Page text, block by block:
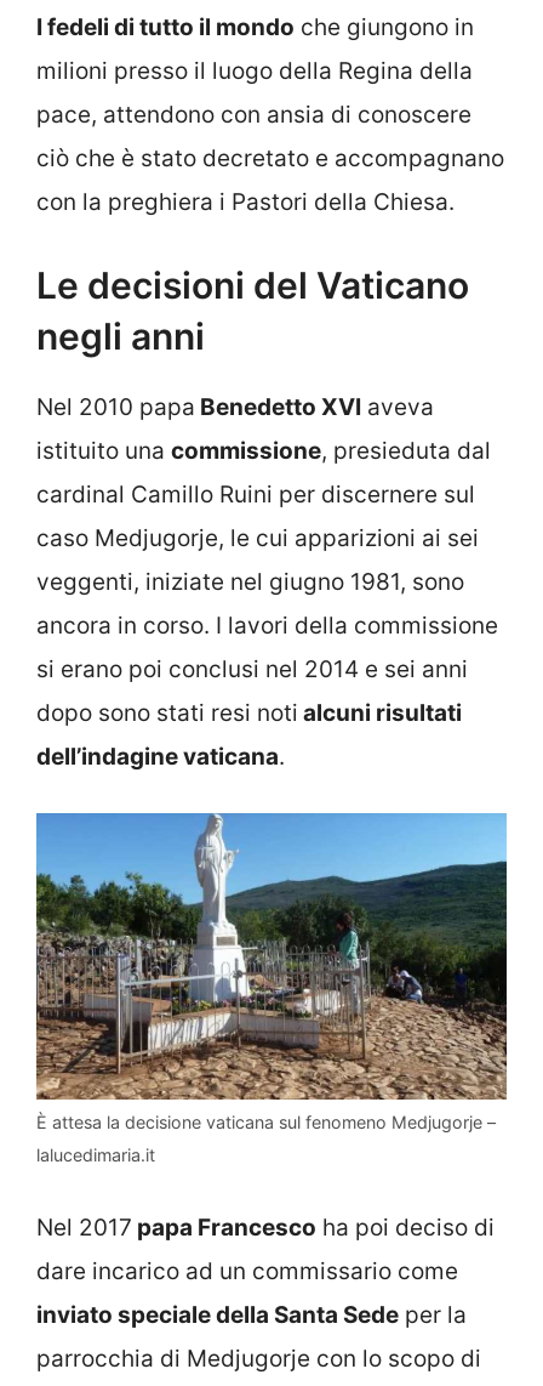
I fedeli di tutto il mondo che giungono in
milioni presso il luogo della Regina della
pace, attendono con ansia di conoscere
ciò che è stato decretato e accompagnano
con la preghiera i Pastori della Chiesa.
Le decisioni del Vaticano
negli anni
Nel 2010 papa Benedetto XVI aveva
istituito una commissione, presieduta dal
cardinal Camillo Ruini per discernere sul
caso Medjugorje, le cui apparizioni ai sei
veggenti, iniziate nel giugno 1981, sono
ancora in corso. I lavori della commissione
si erano poi conclusi nel 2014 e sei anni
dopo sono stati resi noti alcuni risultati
dell’indagine vaticana.
È attesa la decisione vaticana sul fenomeno Medjugorje –
lalucedimaria.it
Nel 2017 papa Francesco ha poi deciso di
dare incarico ad un commissario come
inviato speciale della Santa Sede per la
parrocchia di Medjugorje con lo scopo di